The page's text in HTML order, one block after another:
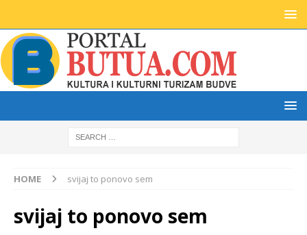
HOME svijaj to ponovo sem
svijaj to ponovo sem